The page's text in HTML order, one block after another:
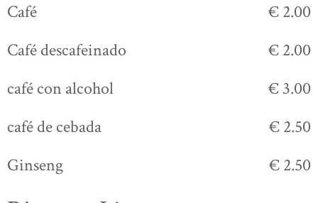
Café
€ 2.00
Café descafeinado
€ 2.00
café con alcohol
€ 3.00
café de cebada
€ 2.50
Ginseng
€ 2.50